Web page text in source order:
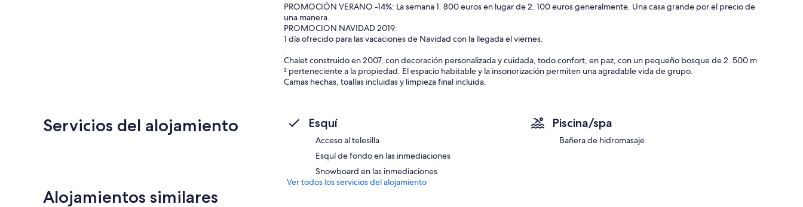
PROMOCIÓN VERANO -14%: La semana 1. 800 euros en lugar de 2. 100 euros generalmente. Una casa grande por el precio de
una manera.
PROMOCION NAVIDAD 2019:
1 día ofrecido para las vacaciones de Navidad con la llegada el viernes.
Chalet construido en 2007, con decoración personalizada y cuidada, todo confort, en paz, con un pequeño bosque de 2. 500 m
² perteneciente a la propiedad. El espacio habitable y la insonorización permiten una agradable vida de grupo.
Camas hechas, toallas incluidas y limpieza final incluida.
ciervos, zorros ...
Salidas de excursiones, verano e invierno, desde el chalet.
Información importante: la estación continúa modernizando sus instalaciones y, este año, la salida del sector Diablerets / Villars
está equipada con cabinas de 10 plazas con una salida cerca de los aparcamientos: posibilidades de viajar con niños fácilmente
(se instala una alfombra en la parte superior para curso de pequeño) y también permite bajar con si no desea hacer el descenso
Servicios del alojamiento Esquí
Acceso al telesilla
Esquí de fondo en las inmediaciones
Snowboard en las inmediaciones
Piscina/spa
Bañera de hidromasaje
Ver todos los servicios del alojamiento
Alojamientos similares